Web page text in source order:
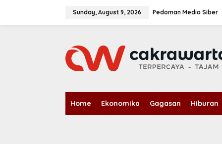
Sunday, August 9, 2026 Pedoman Media Siber
Home Ekonomika Gagasan Hiburan